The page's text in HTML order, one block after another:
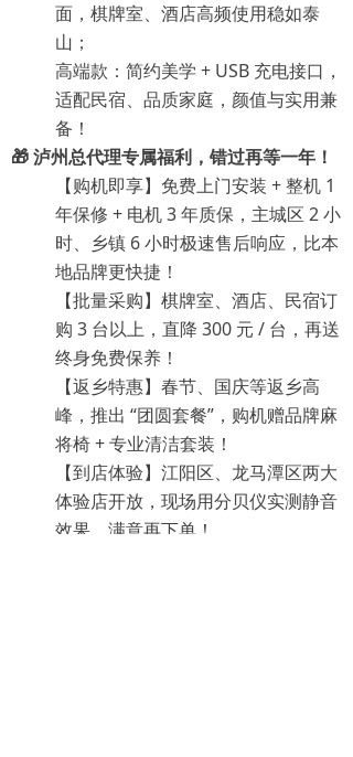
面，棋牌室、酒店高频使用稳如泰
山；
高端款：简约美学 + USB 充电接口，
适配民宿、品质家庭，颜值与实用兼
备！
🎁 泸州总代理专属福利，错过再等一年！
【购机即享】免费上门安装 + 整机 1
年保修 + 电机 3 年质保，主城区 2 小
时、乡镇 6 小时极速售后响应，比本
地品牌更快捷！
【批量采购】棋牌室、酒店、民宿订
购 3 台以上，直降 300 元 / 台，再送
终身免费保养！
【返乡特惠】春节、国庆等返乡高
峰，推出 “团圆套餐”，购机赠品牌麻
将椅 + 专业清洁套装！
【到店体验】江阳区、龙马潭区两大
体验店开放，现场用分贝仪实测静音
效果，满意再下单！